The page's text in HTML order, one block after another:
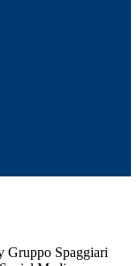
Gruppo Spaggiari